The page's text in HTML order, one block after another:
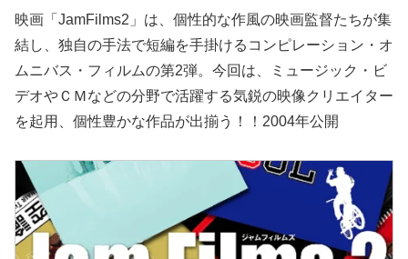
映画「JamFilms2」は、個性的な作風の映画監督たちが集
結し、独自の手法で短編を手掛けるコンピレーション・オ
ムニバス・フィルムの第2弾。今回は、ミュージック・ビ
デオやＣＭなどの分野で活躍する気鋭の映像クリエイター
を起用、個性豊かな作品が出揃う！！2004年公開